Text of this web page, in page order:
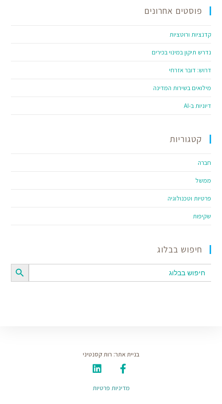
פוסטים אחרונים
קדנציות ורוטציות
נדרש תיקון במינוי בכירים
דרוש: דובר אזרחי
מילואים בשירות המדינה
דיוניות ב-AI
קטגוריות
חברה
ממשל
פרטיות וטכנולוגיה
שקיפות
חיפוש בבלוג
Search
for:
SEARCH BUTTON
בניית אתר: רות קסנטיני
מדיניות פרטיות